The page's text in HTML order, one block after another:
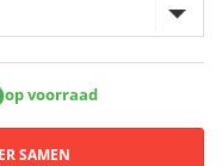
op voorraad
SAMEN